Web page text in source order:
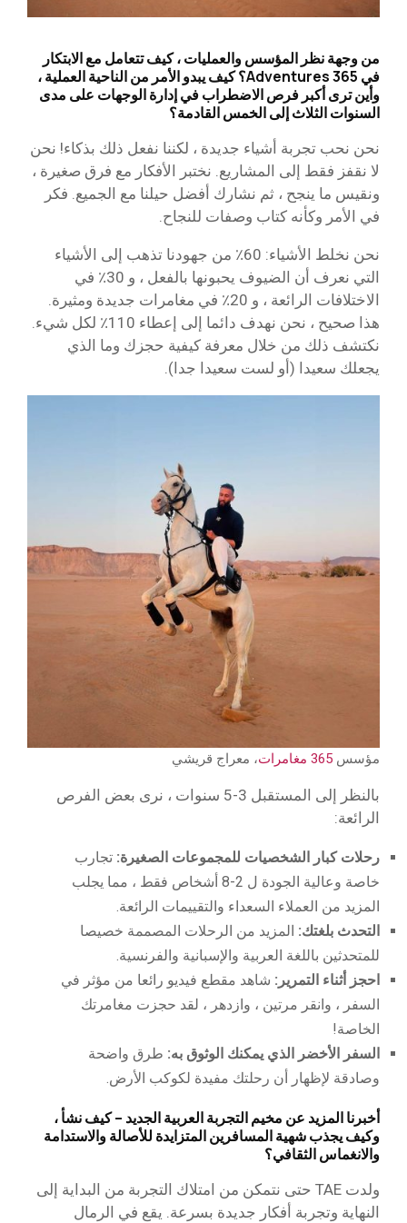
من وجهة نظر المؤسس والعمليات ، كيف تتعامل مع الابتكار
في 365 Adventures؟ كيف يبدو الأمر من الناحية العملية ،
وأين ترى أكبر فرص الاضطراب في إدارة الوجهات على مدى
السنوات الثلاث إلى الخمس القادمة؟
نحن نحب تجربة أشياء جديدة ، لكننا نفعل ذلك بذكاء! نحن
لا نقفز فقط إلى المشاريع. نختبر الأفكار مع فرق صغيرة ،
ونقيس ما ينجح ، ثم نشارك أفضل حيلنا مع الجميع. فكر
في الأمر وكأنه كتاب وصفات للنجاح.
نحن نخلط الأشياء: 60٪ من جهودنا تذهب إلى الأشياء
التي نعرف أن الضيوف يحبونها بالفعل ، و 30٪ في
الاختلافات الرائعة ، و 20٪ في مغامرات جديدة ومثيرة.
هذا صحيح ، نحن نهدف دائما إلى إعطاء 110٪ لكل شيء.
نكتشف ذلك من خلال معرفة كيفية حجزك وما الذي
يجعلك سعيدا (أو لست سعيدا جدا).
مؤسس 365 مغامرات ، معراج قريشي
بالنظر إلى المستقبل 3-5 سنوات ، نرى بعض الفرص
الرائعة:
رحلات كبار الشخصيات للمجموعات الصغيرة: تجارب
خاصة وعالية الجودة ل 2-8 أشخاص فقط ، مما يجلب
المزيد من العملاء السعداء والتقييمات الرائعة.
التحدث بلغتك: المزيد من الرحلات المصممة خصيصا
للمتحدثين باللغة العربية والإسبانية والفرنسية.
احجز أثناء التمرير: شاهد مقطع فيديو رائعا من مؤثر في
السفر ، وانقر مرتين ، وازدهر ، لقد حجزت مغامرتك
الخاصة!
السفر الأخضر الذي يمكنك الوثوق به: طرق واضحة
وصادقة لإظهار أن رحلتك مفيدة لكوكب الأرض.
أخبرنا المزيد عن مخيم التجربة العربية الجديد – كيف نشأ ،
وكيف يجذب شهية المسافرين المتزايدة للأصالة والاستدامة
والانغماس الثقافي؟
ولدت TAE حتى نتمكن من امتلاك التجربة من البداية إلى
النهاية وتجربة أفكار جديدة بسرعة. يقع في الرمال